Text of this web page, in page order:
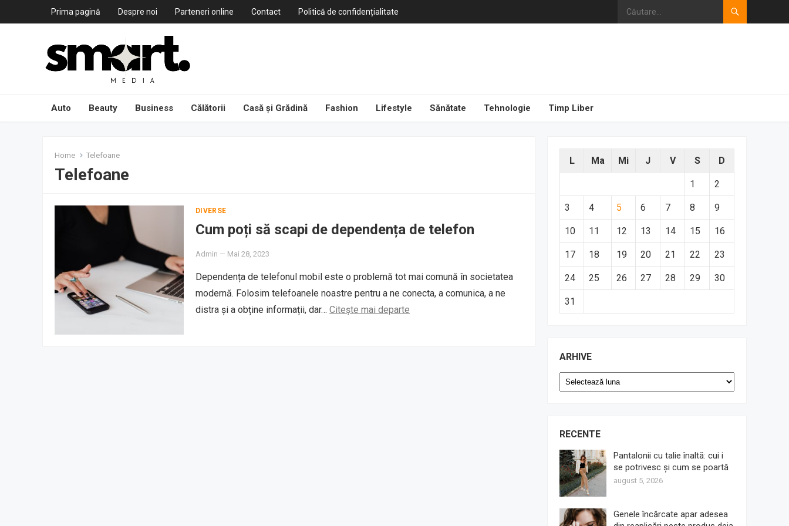
Prima pagină Despre noi Parteneri online Contact Politică de confidențialitate
Auto Beauty Business Călătorii Casă și Grădină Fashion Lifestyle Sănătate Tehnologie Timp Liber
Home Telefoane
Telefoane
DIVERSE
Cum poți să scapi de dependența de telefon
Admin — Mai 28, 2023
Dependența de telefonul mobil este o problemă tot mai comună în societatea
modernă. Folosim telefoanele noastre pentru a ne conecta, a comunica, a ne
distra și a obține informații, dar… Citește mai departe
L Ma Mi J V S D
1 2
3 4 5 6 7 8 9
10 11 12 13 14 15 16
17 18 19 20 21 22 23
24 25 26 27 28 29 30
31
ARHIVE
Arhive
RECENTE
Pantalonii cu talie înaltă: cui i
se potrivesc și cum se poartă
august 5, 2026
Genele încărcate apar adesea